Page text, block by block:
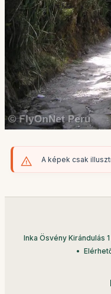
A képek csak
Inka Ösvény Kirándulás 1